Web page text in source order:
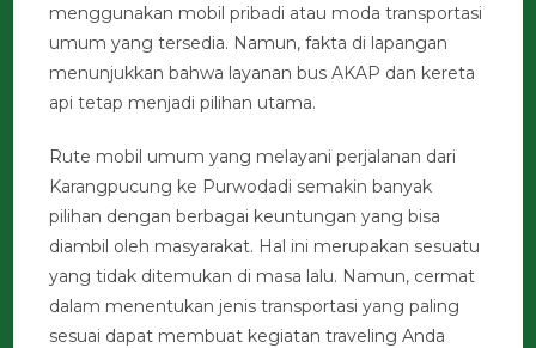
menggunakan mobil pribadi atau moda transportasi
umum yang tersedia. Namun, fakta di lapangan
menunjukkan bahwa layanan bus AKAP dan kereta
api tetap menjadi pilihan utama.
Rute mobil umum yang melayani perjalanan dari
Karangpucung ke Purwodadi semakin banyak
pilihan dengan berbagai keuntungan yang bisa
diambil oleh masyarakat. Hal ini merupakan sesuatu
yang tidak ditemukan di masa lalu. Namun, cermat
dalam menentukan jenis transportasi yang paling
sesuai dapat membuat kegiatan traveling Anda